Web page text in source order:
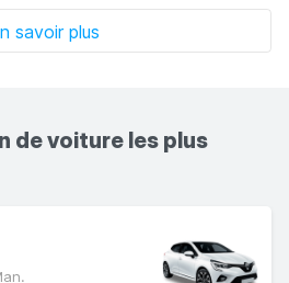
savoir plus
de voiture les plus